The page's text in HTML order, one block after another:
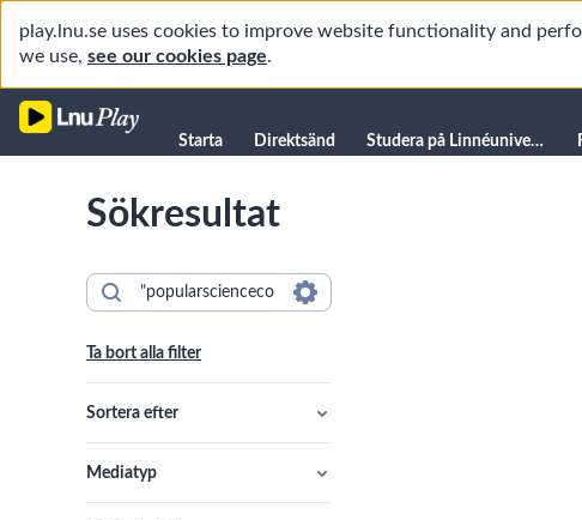
play.lnu.se uses cookies to improve website functionality and
we use, see our cookies page.
Starta
Forskning
Manualer
Kanaler
Starta Direktsänd Studera på Linnéuniversitetet
Sökresultat
Ta bort alla filter
Sortera efter
Mediatyp